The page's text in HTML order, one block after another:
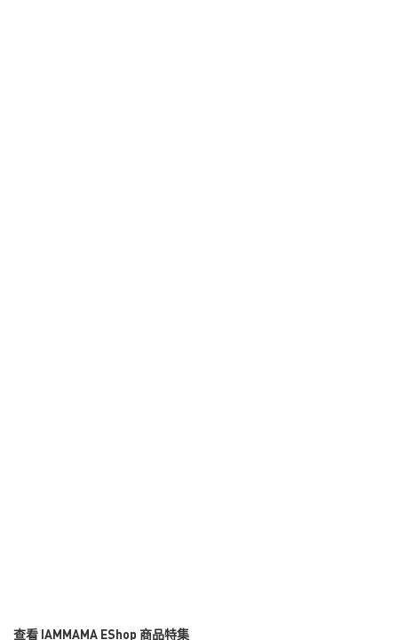
查看 IAMMAMA EShop 商品特集